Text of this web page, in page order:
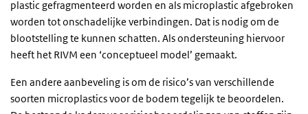
plastic gefragmenteerd worden en als microplastic afgebroken
worden tot onschadelijke verbindingen. Dat is nodig om de
blootstelling te kunnen schatten. Als ondersteuning hiervoor
heeft het RIVM een ‘conceptueel model’ gemaakt.
Een andere aanbeveling is om de risico’s van verschillende
soorten microplastics voor de bodem tegelijk te beoordelen.